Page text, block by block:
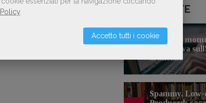
Accetto tutti i cookie
LE PIÙ LETTE
1
Forse è il
prospettiva
artificiale
Spammy,